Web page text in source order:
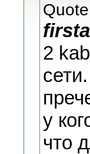
Quote
2
у
что